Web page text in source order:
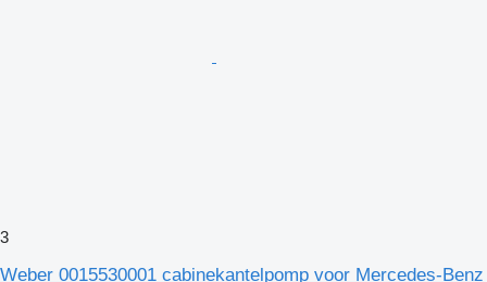
3
Weber 0015530001 cabinekantelpomp voor Mercedes-Benz